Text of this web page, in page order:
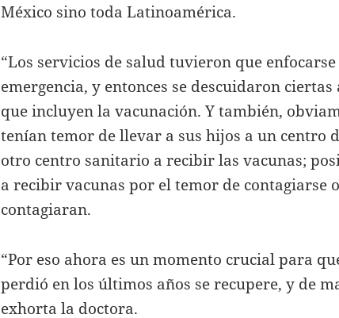
México sino toda Latinoamérica.
“Los servicios de salud tuvieron que
emergencia, y entonces se descuidaron
que incluyen la vacunación. Y también,
tenían temor de llevar a sus hijos a un centro
otro centro sanitario a recibir las vacunas;
a recibir vacunas por el temor de contagiarse
contagiaran.
“Por eso ahora es un momento crucial para
perdió en los últimos años se recupere, y de
exhorta la doctora.